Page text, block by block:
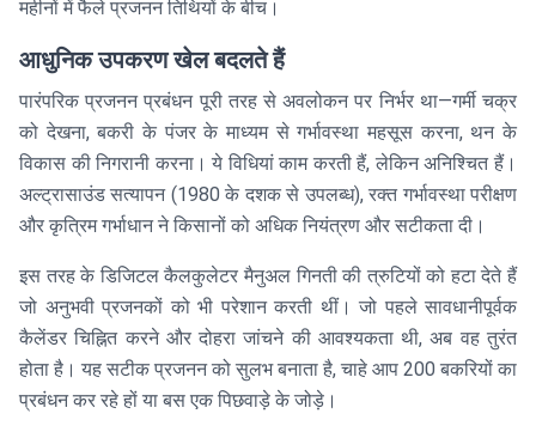
महीनों में फैले प्रजनन तिथियों के बीच।
आधुनिक उपकरण खेल बदलते हैं
पारंपरिक प्रजनन प्रबंधन पूरी तरह से अवलोकन पर निर्भर था—गर्मी चक्र
को देखना, बकरी के पंजर के माध्यम से गर्भावस्था महसूस करना, थन के
विकास की निगरानी करना। ये विधियां काम करती हैं, लेकिन अनिश्चित हैं।
अल्ट्रासाउंड सत्यापन (1980 के दशक से उपलब्ध), रक्त गर्भावस्था परीक्षण
और कृत्रिम गर्भाधान ने किसानों को अधिक नियंत्रण और सटीकता दी।
इस तरह के डिजिटल कैलकुलेटर मैनुअल गिनती की त्रुटियों को हटा देते हैं
जो अनुभवी प्रजनकों को भी परेशान करती थीं। जो पहले सावधानीपूर्वक
कैलेंडर चिह्नित करने और दोहरा जांचने की आवश्यकता थी, अब वह तुरंत
होता है। यह सटीक प्रजनन को सुलभ बनाता है, चाहे आप 200 बकरियों का
प्रबंधन कर रहे हों या बस एक पिछवाड़े के जोड़े।